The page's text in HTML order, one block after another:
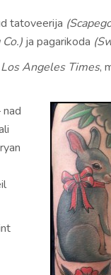
tatoveerija
ja pagarikoda
Los Angeles Times,